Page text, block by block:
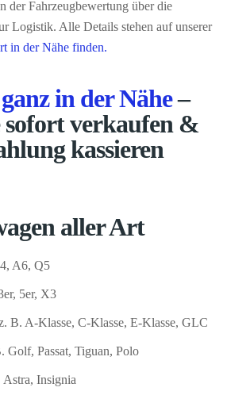
der Fahrzeugbewertung über die
Logistik. Alle Details stehen auf unserer
in der Nähe finden.
in der Nähe–
sofort verkaufen &
kassieren
aller Art
A6, Q5
5er, X3
B. A-Klasse, C-Klasse, E-Klasse, GLC
Golf, Passat, Tiguan, Polo
Astra, Insignia